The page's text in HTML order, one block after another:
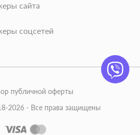
сайта
соцсетей
2026 - Все права защищены
публичной оферты